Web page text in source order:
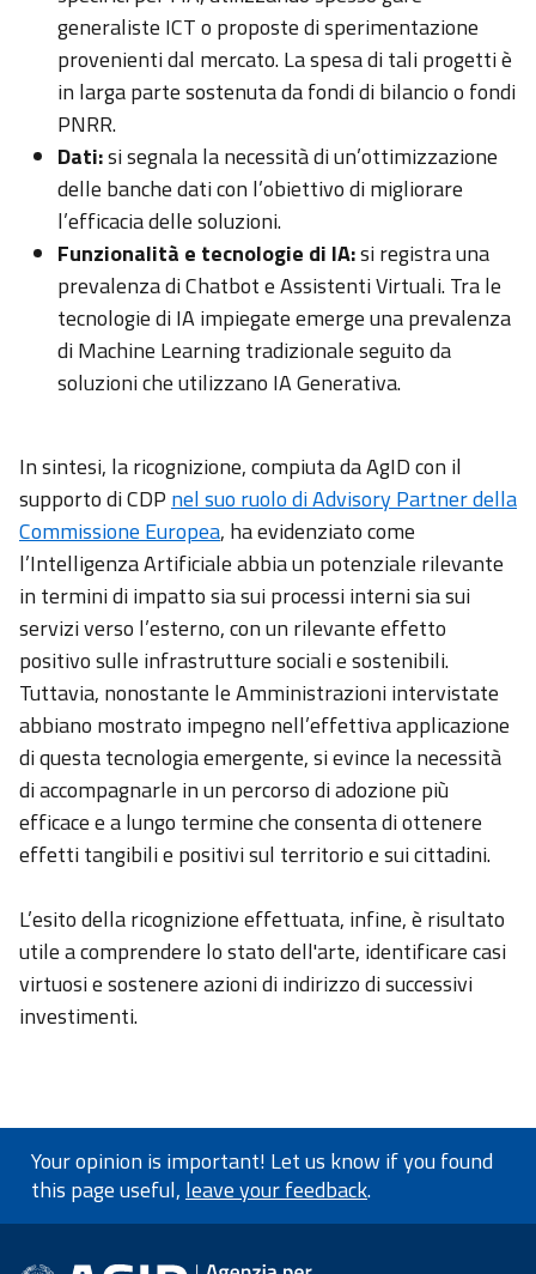
generaliste ICT o proposte di sperimentazione
provenienti dal mercato. La spesa di tali progetti è
in larga parte sostenuta da fondi di bilancio o fondi
PNRR.
Dati:si segnala la necessità di un’ottimizzazione
delle banche dati con l’obiettivo di migliorare
l’efficacia delle soluzioni.
Funzionalità e tecnologie di IA:si registra una
prevalenza di Chatbot e Assistenti Virtuali. Tra le
tecnologie di IA impiegate emerge una prevalenza
di Machine Learning tradizionale seguito da
soluzioni che utilizzano IA Generativa.
In sintesi, la ricognizione, compiuta da AgID con il
supporto di CDP nel suo ruolo di Advisory Partner della
Commissione Europea, ha evidenziato come
l’Intelligenza Artificiale abbia un potenziale rilevante
in termini di impatto sia sui processi interni sia sui
servizi verso l’esterno, con un rilevante effetto
positivo sulle infrastrutture sociali e sostenibili.
Tuttavia, nonostante le Amministrazioni intervistate
abbiano mostrato impegno nell’effettiva applicazione
di questa tecnologia emergente, si evince la necessità
di accompagnarle in un percorso di adozione più
efficace e a lungo termine che consenta di ottenere
effetti tangibili e positivi sul territorio e sui cittadini.
L’esito della ricognizione effettuata, infine, è risultato
utile a comprendere lo stato dell'arte, identificare casi
virtuosi e sostenere azioni di indirizzo di successivi
investimenti.
Your opinion is important! Let us know if you found
this page useful, leave your feedback.
footer information